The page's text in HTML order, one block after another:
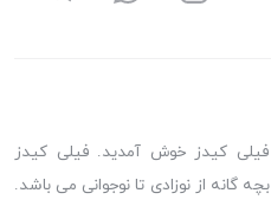
کیدز خوش آمدید. فیلی کیدز
گانه از نوزادی تا نوجوانی می باشد.